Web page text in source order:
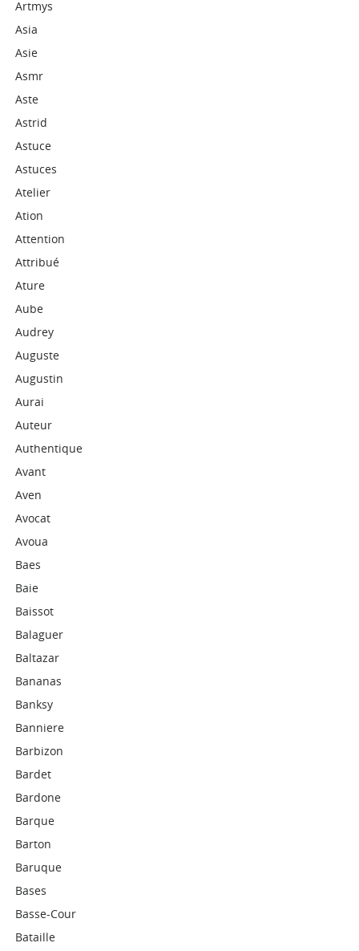
Artmys
Asia
Asie
Asmr
Aste
Astrid
Astuce
Astuces
Atelier
Ation
Attention
Attribué
Ature
Aube
Audrey
Auguste
Augustin
Aurai
Auteur
Authentique
Avant
Aven
Avocat
Avoua
Baes
Baie
Baissot
Balaguer
Baltazar
Bananas
Banksy
Banniere
Barbizon
Bardet
Bardone
Barque
Barton
Baruque
Bases
Basse-Cour
Bataille